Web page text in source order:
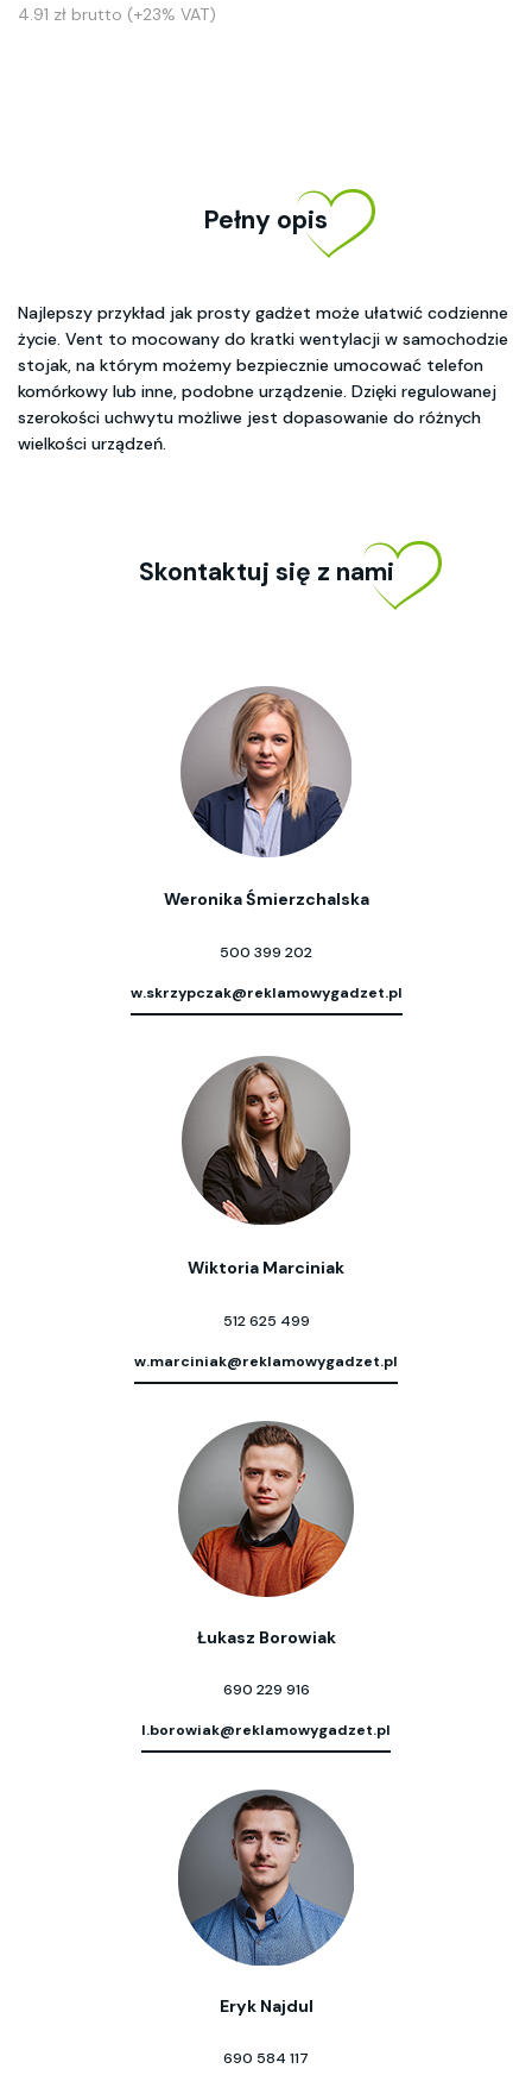
4.91 zł brutto (+23% VAT)
Pełny opis
Najlepszy przykład jak prosty gadżet może ułatwić codzienne
życie. Vent to mocowany do kratki wentylacji w samochodzie
stojak, na którym możemy bezpiecznie umocować telefon
komórkowy lub inne, podobne urządzenie. Dzięki regulowanej
szerokości uchwytu możliwe jest dopasowanie do różnych
wielkości urządzeń.
Skontaktuj się z nami
Weronika Śmierzchalska
500 399 202
w.skrzypczak@reklamowygadzet.pl
Wiktoria Marciniak
512 625 499
w.marciniak@reklamowygadzet.pl
Łukasz Borowiak
690 229 916
l.borowiak@reklamowygadzet.pl
Eryk Najdul
690 584 117